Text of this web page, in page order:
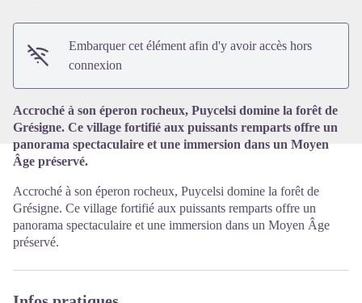
Embarquer cet élément afin d'y avoir accès hors
connexion
Accroché à son éperon rocheux, Puycelsi domine la forêt de
Grésigne. Ce village fortifié aux puissants remparts offre un
panorama spectaculaire et une immersion dans un Moyen
Âge préservé.
Accroché à son éperon rocheux, Puycelsi domine la forêt de
Grésigne. Ce village fortifié aux puissants remparts offre un
panorama spectaculaire et une immersion dans un Moyen Âge
préservé.